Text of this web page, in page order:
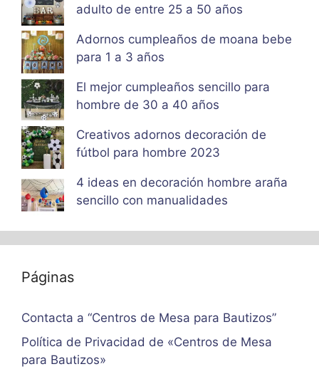
adulto de entre 25 a 50 años
Adornos cumpleaños de moana bebe
para 1 a 3 años
El mejor cumpleaños sencillo para
hombre de 30 a 40 años
Creativos adornos decoración de
fútbol para hombre 2023
4 ideas en decoración hombre araña
sencillo con manualidades
Páginas
Contacta a “Centros de Mesa para Bautizos”
Política de Privacidad de «Centros de Mesa
para Bautizos»